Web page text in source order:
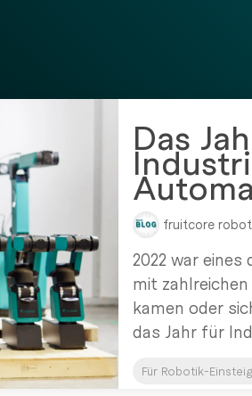
Das
fruitcore
2022 war
mit
kamen oder
das Jahr für
Für Robotik-